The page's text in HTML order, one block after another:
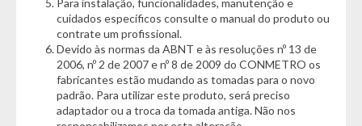
Com todos esses benefícios, a Barraca Bel Iglú se destaca
como uma opção confiável, prática e eficiente para
aventureiros que buscam uma experiência de camping segura,
confortável e inesquecível.
*Em caso de chuva ou vento forte, desmonte o produto para
Para instalação, funcionalidades, manutenção e
cuidados específicos consulte o manual do produto ou
contrate um profissional.
Devido às normas da ABNT e às resoluções nº 13 de
2006, nº 2 de 2007 e nº 8 de 2009 do CONMETRO os
fabricantes estão mudando as tomadas para o novo
padrão. Para utilizar este produto, será preciso
adaptador ou a troca da tomada antiga. Não nos